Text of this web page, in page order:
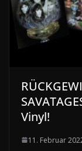
Vinyl!
11. Februar